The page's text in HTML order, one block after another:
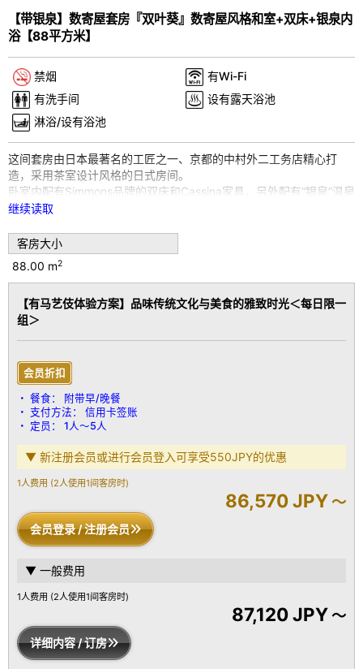
e
o
u
s
e
【带银泉】数寄屋套房『双叶葵』数寄屋风格和室+双床+银泉内
浴【88平方米】
禁烟
有Wi-Fi
有洗手间
设有露天浴池
淋浴/设有浴池
这间套房由日本最著名的工匠之一、京都的中村外二工务店精心打
造，采用茶室设计风格的日式房间。
卧室内配有Simmons品牌的双床和Cassina家具，另外配有“银泉”温泉
浴池的数寄屋套房已经完工。
这不仅仅是外观的奢华，更注重的是精神上的奢华感。
在这里，您可以静谧地体验日本文化，同时享受奢华的时光。
配备迷你吧
免费Wi-Fi
带加湿功能的空气净化器
提供意大利MARVIS品牌的牙齿护理套装
提供土耳其HAMAM品牌的浴袍
Simmons品牌双床
※ 为了让您享受宁静的氛围，本馆恕不接待12岁以下的儿童入住，敬
请谅解。
继续读取
客房大小
88.00 m2
【有马艺伎体验方案】品味传统文化与美食的雅致时光＜每日限一
组＞
会员折扣
餐食：
附带早/晚餐
支付方法：
信用卡签账
定员：
1人～5人
▼ 新注册会员或进行会员登入可享受550JPY的优惠
1人费用 (2人使用1间客房时)
86,570 JPY～
会员登录 / 注册会员
▼ 一般费用
1人费用 (2人使用1间客房时)
87,120 JPY～
详细内容 / 订房